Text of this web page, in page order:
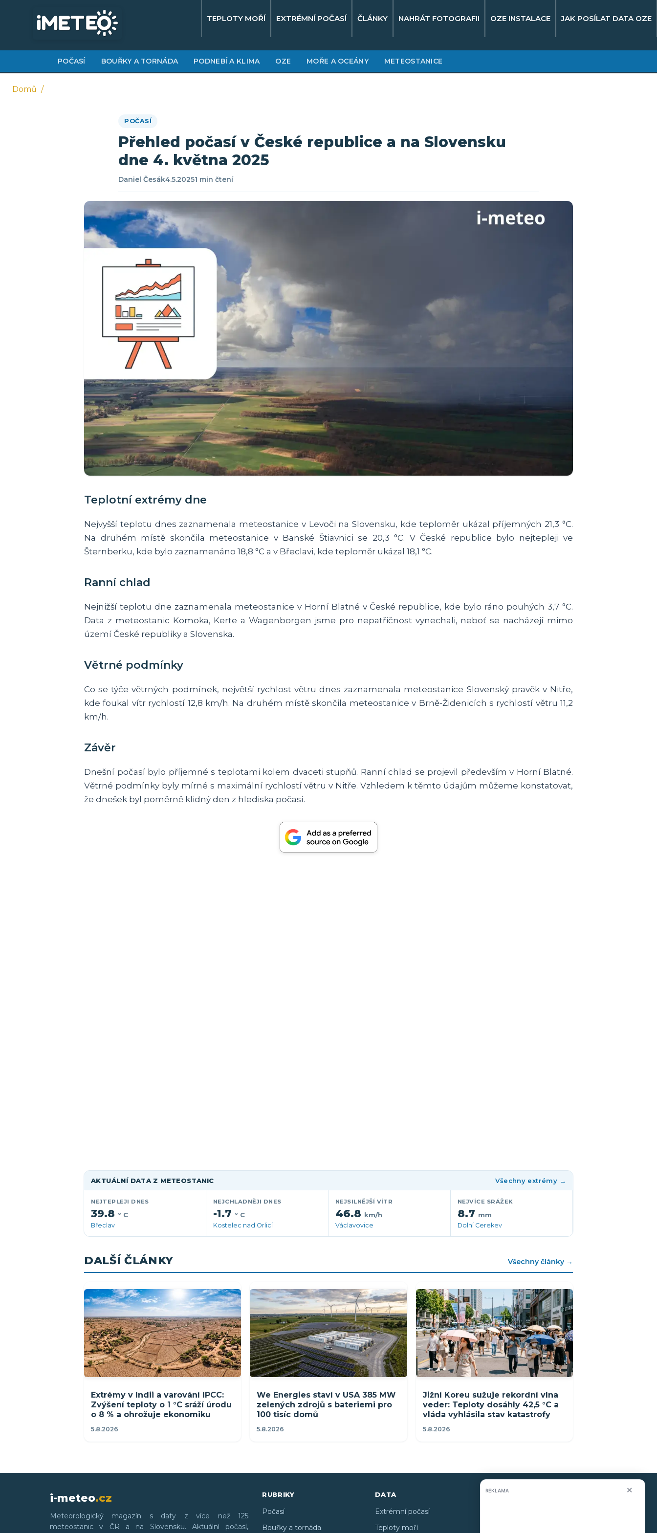
hlavnímu
TEPLOTY MOŘÍ EXTRÉMNÍ POČASÍ ČLÁNKY NAHRÁT FOTOGRAFII OZE INSTALACE JAK POSÍLAT DATA OZE
POČASÍ BOUŘKY A TORNÁDA PODNEBÍ A KLIMA OZE MOŘE A OCEÁNY METEOSTANICE
Domů
POČASÍ
Přehled počasí v České republice a na Slovensku
dne 4. května 2025
Daniel Česák4.5.20251 min čtení
Teplotní extrémy dne
Nejvyšší teplotu dnes zaznamenala meteostanice v Levoči na Slovensku, kde teploměr ukázal příjemných 21,3 °C.
Na druhém místě skončila meteostanice v Banské Štiavnici se 20,3 °C. V České republice bylo nejtepleji ve
Šternberku, kde bylo zaznamenáno 18,8 °C a v Břeclavi, kde teploměr ukázal 18,1 °C.
Ranní chlad
Nejnižší teplotu dne zaznamenala meteostanice v Horní Blatné v České republice, kde bylo ráno pouhých 3,7 °C.
Data z meteostanic Komoka, Kerte a Wagenborgen jsme pro nepatřičnost vynechali, neboť se nacházejí mimo
území České republiky a Slovenska.
Větrné podmínky
Co se týče větrných podmínek, největší rychlost větru dnes zaznamenala meteostanice Slovenský pravěk v Nitře,
kde foukal vítr rychlostí 12,8 km/h. Na druhém místě skončila meteostanice v Brně-Židenicích s rychlostí větru 11,2
km/h.
Závěr
Dnešní počasí bylo příjemné s teplotami kolem dvaceti stupňů. Ranní chlad se projevil především v Horní Blatné.
Větrné podmínky byly mírné s maximální rychlostí větru v Nitře. Vzhledem k těmto údajům můžeme konstatovat,
že dnešek byl poměrně klidný den z hlediska počasí.
AKTUÁLNÍ DATA Z METEOSTANIC Všechny extrémy →
NEJTEPLEJI DNES
39.8 ° C
Břeclav
NEJCHLADNĚJI DNES
-1.7 ° C
Kostelec nad Orlicí
NEJSILNĚJŠÍ VÍTR
46.8 km/h
Václavovice
NEJVÍCE SRÁŽEK
8.7 mm
Dolní Cerekev
DALŠÍ ČLÁNKY Všechny články →
Extrémy v Indii a varování IPCC:
Zvýšení teploty o 1 °C sráží úrodu
o 8 % a ohrožuje ekonomiku
5.8.2026
We Energies staví v USA 385 MW
zelených zdrojů s bateriemi pro
100 tisíc domů
5.8.2026
Jižní Koreu sužuje rekordní vlna
veder: Teploty dosáhly 42,5 °C a
vláda vyhlásila stav katastrofy
5.8.2026
i-meteo.cz
Meteorologický magazín s daty z více než 125
meteostanic v ČR a na Slovensku. Aktuální počasí,
RUBRIKY
Počasí
Bouřky a tornáda
DATA
Extrémní počasí
Teploty moří
KONTAKT
REKLAMA ✕